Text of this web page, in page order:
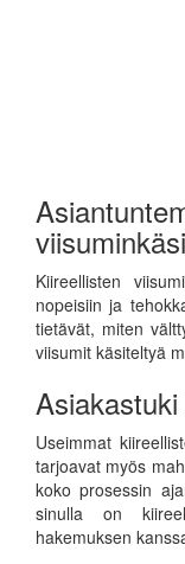
Kiireellisten
nopeisiin ja
tietävät, miten
viisumit käsiteltyä
Useimmat
tarjoavat myös
koko prosessin
sinulla on
hakemuksen